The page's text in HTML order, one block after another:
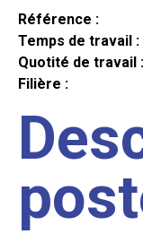
Référence :
Temps de travail :
Quotité de travail :
Filière :